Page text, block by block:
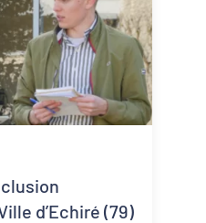
de territoire
bourgs et
d’Echiré (79)